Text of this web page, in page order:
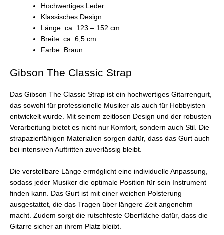
Hochwertiges Leder
Klassisches Design
Länge: ca. 123 – 152 cm
Breite: ca. 6,5 cm
Farbe: Braun
Gibson The Classic Strap
Das Gibson The Classic Strap ist ein hochwertiges Gitarrengurt,
das sowohl für professionelle Musiker als auch für Hobbyisten
entwickelt wurde. Mit seinem zeitlosen Design und der robusten
Verarbeitung bietet es nicht nur Komfort, sondern auch Stil. Die
strapazierfähigen Materialien sorgen dafür, dass das Gurt auch
bei intensiven Auftritten zuverlässig bleibt.
Die verstellbare Länge ermöglicht eine individuelle Anpassung,
sodass jeder Musiker die optimale Position für sein Instrument
finden kann. Das Gurt ist mit einer weichen Polsterung
ausgestattet, die das Tragen über längere Zeit angenehm
macht. Zudem sorgt die rutschfeste Oberfläche dafür, dass die
Gitarre sicher an ihrem Platz bleibt.